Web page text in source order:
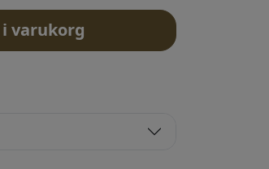
i varukorg